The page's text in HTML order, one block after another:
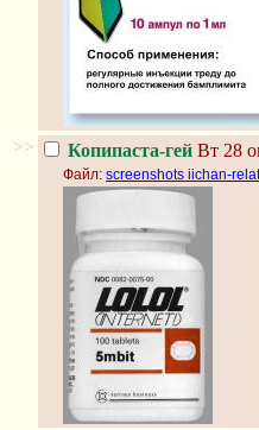
>> Копипаста-гей Вт 28
Файл: screenshots iichan-